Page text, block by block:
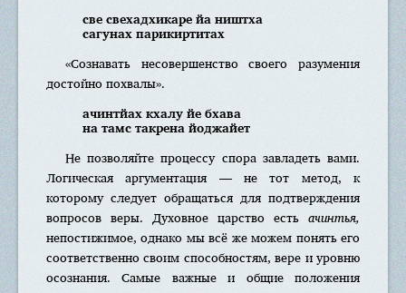
све свехадхикаре йа ништха
сагунах парикиртитах
«Сознавать несовершенство своего разумения
достойно похвалы».
ачинтйах кхалу йе бхава
на тамс такрена йоджайет
Не позволяйте процессу спора завладеть вами.
Логическая аргументация — не тот метод, к
которому следует обращаться для подтверждения
вопросов веры. Духовное царство есть ачинтья,
непостижимое, однако мы всё же можем понять его
соответственно своим способностям, вере и уровню
осознания. Самые важные и общие положения